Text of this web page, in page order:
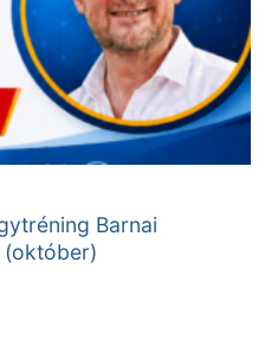
Barnai
(október)